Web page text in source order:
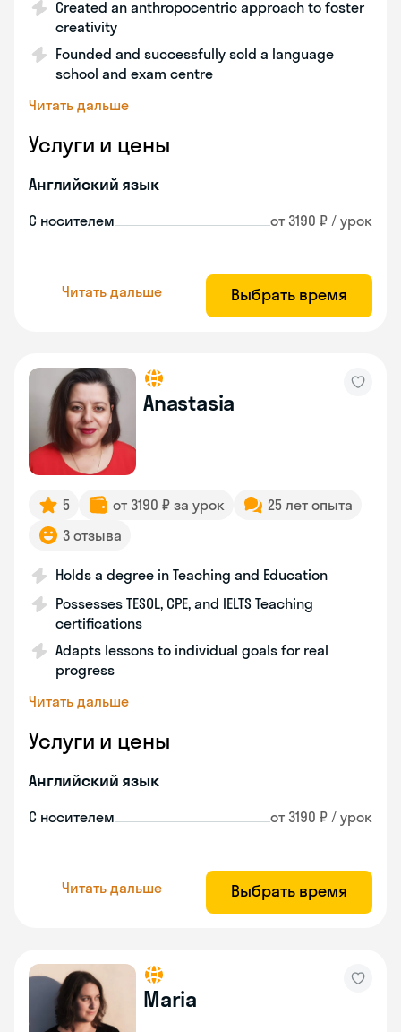
Created an anthropocentric approach to foster
creativity
Founded and successfully sold a language
school and exam centre
Читать дальше
Услуги и цены
Английский язык
С носителем от 3190 ₽ / урок
Читать дальше Выбрать время
Anastasia
5 от 3190 ₽ за урок
25 лет опыта
3 отзыва
Holds a degree in Teaching and Education
Possesses TESOL, CPE, and IELTS Teaching
certifications
Adapts lessons to individual goals for real
progress
Читать дальше
Услуги и цены
Английский язык
С носителем от 3190 ₽ / урок
Читать дальше Выбрать время
Maria